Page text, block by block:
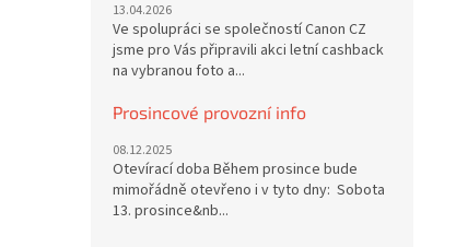
13.04.2026
Ve spolupráci se společností Canon CZ
jsme pro Vás připravili akci letní cashback
na vybranou foto a...
Prosincové provozní info
08.12.2025
Otevírací doba Během prosince bude
mimořádně otevřeno i v tyto dny: Sobota
13. prosince&nb...